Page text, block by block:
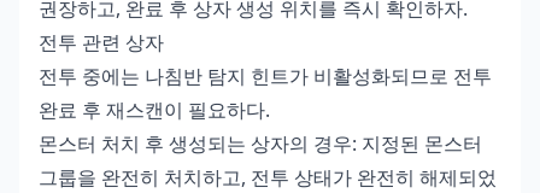
권장하고, 완료 후 상자 생성 위치를 즉시 확인하자.
전투 관련 상자
전투 중에는 나침반 탐지 힌트가 비활성화되므로 전투
완료 후 재스캔이 필요하다.
몬스터 처치 후 생성되는 상자의 경우: 지정된 몬스터
그룹을 완전히 처치하고, 전투 상태가 완전히 해제되었